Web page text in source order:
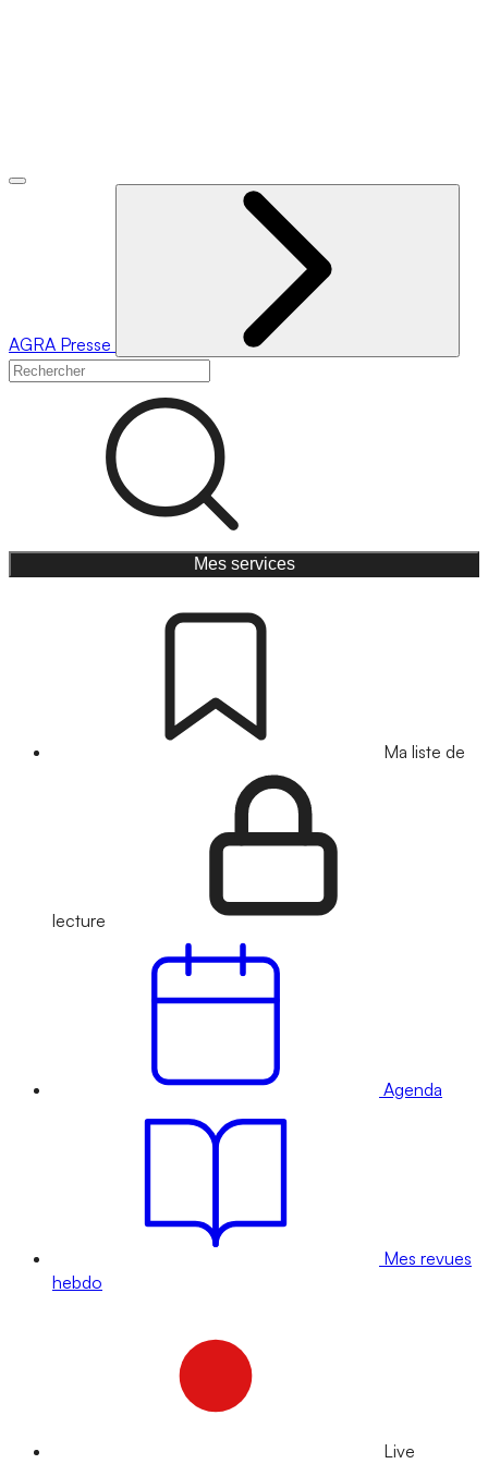
AGRA Presse
Mes services
Ma liste de
lecture
Agenda
Mes revues
hebdo
Live